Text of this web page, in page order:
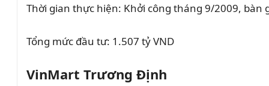
Thời gian thực hiện: Khởi công tháng 9/2009, bàn
Tổng mức đầu tư: 1.507 tỷ VND
VinMart Trương Định